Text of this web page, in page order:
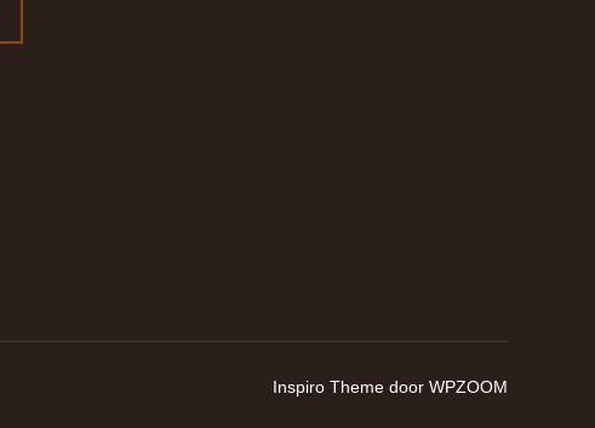
Inspiro Theme door WPZOOM